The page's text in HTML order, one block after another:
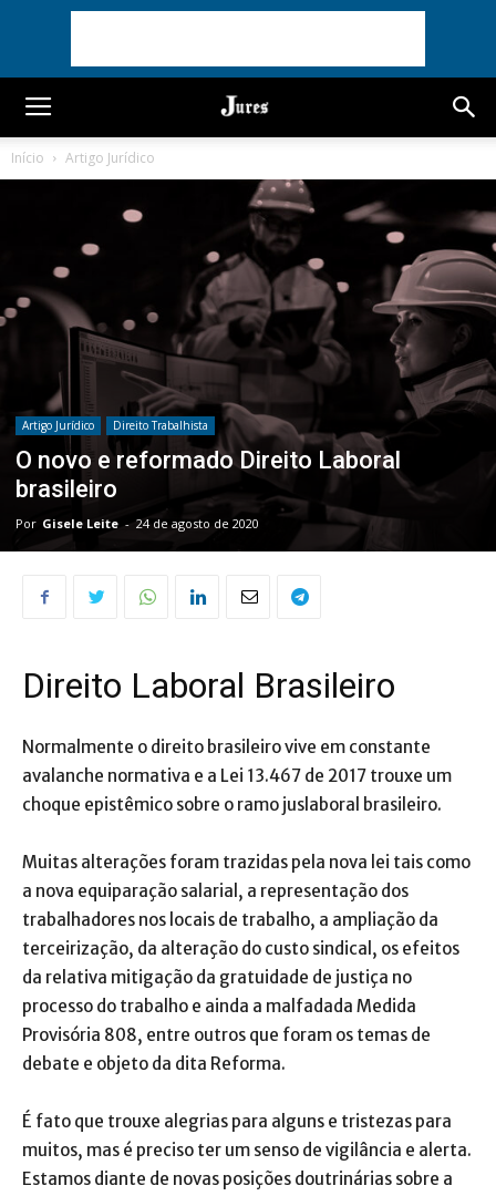
Início Artigo Jurídico
Artigo Jurídico Direito Trabalhista
O novo e reformado Direito Laboral
brasileiro
Por Gisele Leite - 24 de agosto de 2020
Direito Laboral Brasileiro
Normalmente o direito brasileiro vive em constante
avalanche normativa e a Lei 13.467 de 2017 trouxe um
choque epistêmico sobre o ramo juslaboral brasileiro.
Muitas alterações foram trazidas pela nova lei tais como
a nova equiparação salarial, a representação dos
trabalhadores nos locais de trabalho, a ampliação da
terceirização, da alteração do custo sindical, os efeitos
da relativa mitigação da gratuidade de justiça no
processo do trabalho e ainda a malfadada Medida
Provisória 808, entre outros que foram os temas de
debate e objeto da dita Reforma.
É fato que trouxe alegrias para alguns e tristezas para
muitos, mas é preciso ter um senso de vigilância e alerta.
Estamos diante de novas posições doutrinárias sobre a